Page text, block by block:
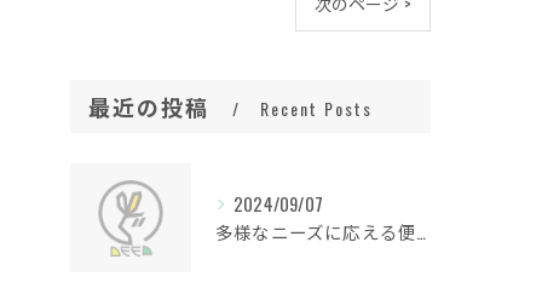
最近の投稿 Recent Posts
2024/09/07
多様なニーズに応える便利屋の魅力